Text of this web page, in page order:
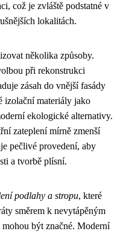
což je zvláště podstatné v
lokalitách.
několika způsoby.
při rekonstrukci
zásah do vnější fasády
izolační materiály jako
ekologické alternativy.
zateplení mírně zmenší
pečlivé provedení, aby
a tvorbě plísní.
podlahy a stropu, které
směrem k nevytápěným
být značné. Moderní